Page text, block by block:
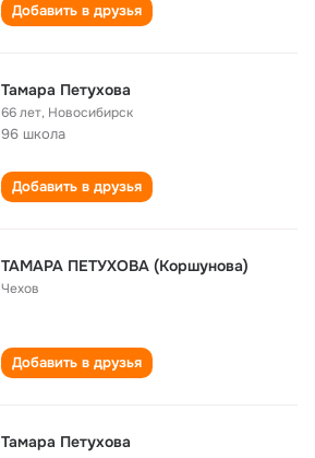
Добавить в друзья
Тамара Петухова
66 лет, Новосибирск
96 школа
Добавить в друзья
ТАМАРА ПЕТУХОВА (Коршунова)
Чехов
Добавить в друзья
Тамара Петухова